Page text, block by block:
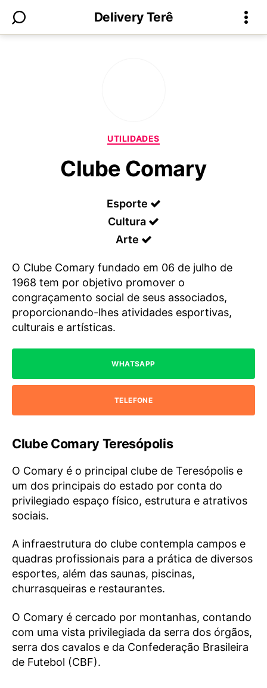
Delivery Terê
Categorias
UTILIDADES
Clube Comary
Esporte
Cultura
Arte
O Clube Comary fundado em 06 de julho de
1968 tem por objetivo promover o
congraçamento social de seus associados,
proporcionando-lhes atividades esportivas,
culturais e artísticas.
WHATSAPP
TELEFONE
Clube Comary Teresópolis
O Comary é o principal clube de Teresópolis e
um dos principais do estado por conta do
privilegiado espaço físico, estrutura e atrativos
sociais.
A infraestrutura do clube contempla campos e
quadras profissionais para a prática de diversos
esportes, além das saunas, piscinas,
churrasqueiras e restaurantes.
O Comary é cercado por montanhas, contando
com uma vista privilegiada da serra dos órgãos,
serra dos cavalos e da Confederação Brasileira
de Futebol (CBF).